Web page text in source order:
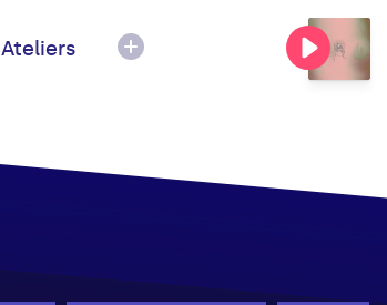
Ateliers